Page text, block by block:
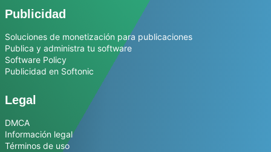
Publicidad
Soluciones de monetización para publicaciones
Publica y administra tu software
Software Policy
Publicidad en Softonic
Legal
DMCA
Información legal
Términos de uso